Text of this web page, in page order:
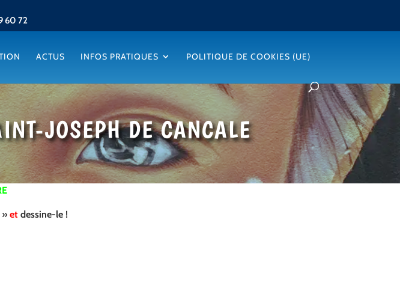
60 72
ACTUS INFOS PRATIQUES POLITIQUE DE COOKIES (UE)
JOSEPH DE CANCALE
»et dessine-le !